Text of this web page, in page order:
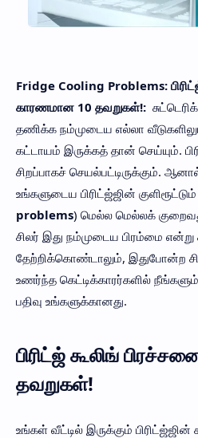
Fridge Cooling Problems:
காரணமான 10 தவறுகள்!:
தணிக்க நம்முடைய எல்லா
கட்டாயம் இருக்கத் தான் செய்யும்.
சிறப்பாகச் செயல்பட்டிருக்கும்.
உங்களுடைய பிரிட்ஜ்ஜின்
problems) மெல்ல மெல்லக்
சிலர் இது நம்முடைய பிரம்மை
தேற்றிக்கொண்டாலும், இதுபோன்ற
உணர்ந்த கெட்டிக்காரர்களில்
பதிவு உங்களுக்கானது.
பிரிட்ஜ் கூலிங்
தவறுகள்!
உங்கள் வீட்டில் இருக்கும் பிரிட்ஜ்ஜின்